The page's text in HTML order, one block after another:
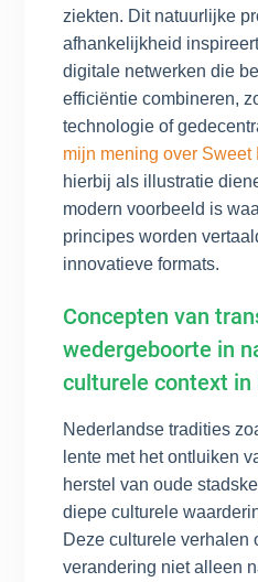
ziekten. Dit natuurlijke
afhankelijkheid
digitale netwerken die
efficiëntie combineren,
technologie of
mijn mening over Sweet
hierbij als illustratie
modern voorbeeld is
principes worden
innovatieve formats.
Concepten van
wedergeboorte in
culturele context in
Nederlandse tradities
lente met het ontluiken
herstel van oude
diepe culturele
Deze culturele verhalen
verandering niet alleen